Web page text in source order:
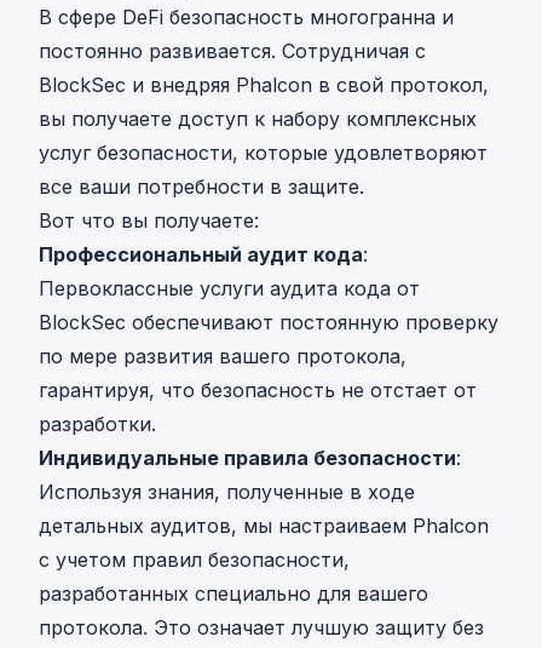
В сфере DeFi безопасность многогранна и
постоянно развивается. Сотрудничая с
BlockSec и внедряя Phalcon в свой протокол,
вы получаете доступ к набору комплексных
услуг безопасности, которые удовлетворяют
все ваши потребности в защите.
Вот что вы получаете:
Профессиональный аудит кода:
Первоклассные услуги аудита кода от
BlockSec обеспечивают постоянную проверку
по мере развития вашего протокола,
гарантируя, что безопасность не отстает от
разработки.
Индивидуальные правила безопасности:
Используя знания, полученные в ходе
детальных аудитов, мы настраиваем Phalcon
с учетом правил безопасности,
разработанных специально для вашего
протокола. Это означает лучшую защиту без